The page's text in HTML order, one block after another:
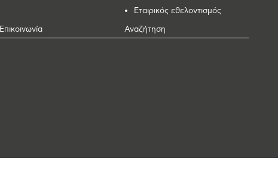
Εταιρικός εθελοντισμός
Επικοινωνία Αναζήτηση